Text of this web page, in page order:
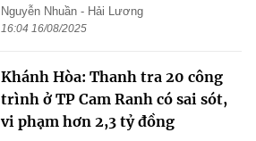
Nguyễn Nhuần - Hải Lương
16:04 16/08/2025
Khánh Hòa: Thanh tra 20 công
trình ở TP Cam Ranh có sai sót,
vi phạm hơn 2,3 tỷ đồng